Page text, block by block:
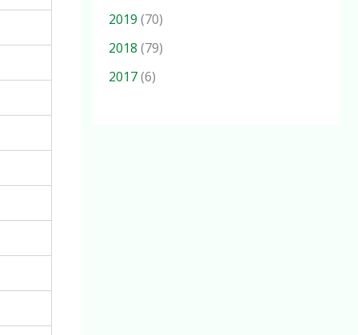
2019 (70)
2018 (79)
2017(6)